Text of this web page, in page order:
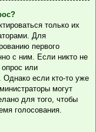
только их
Для
первого
с ним. Если никто не
или
Однако если кто-то уже
могут
для того, чтобы
голосования.